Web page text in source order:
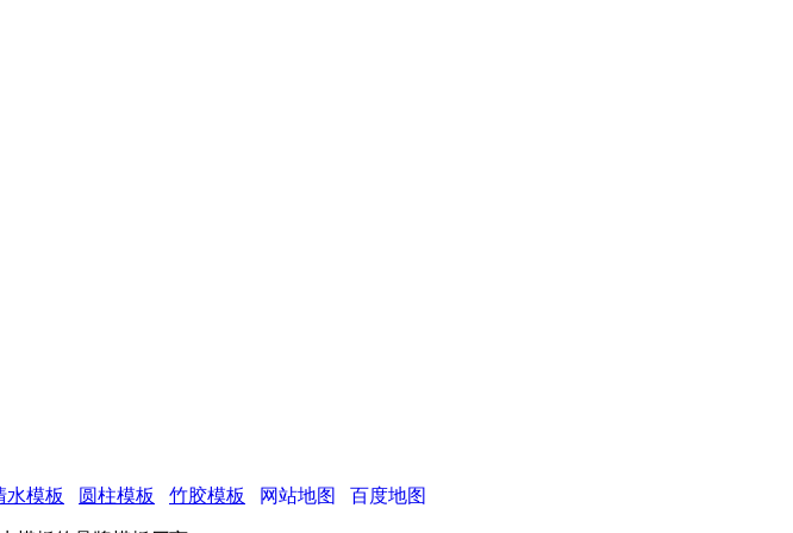
水模板 圆柱模板 竹胶模板 网站地图 百度地图